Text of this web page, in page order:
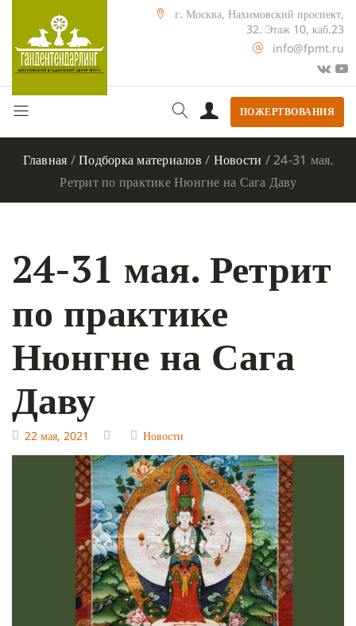
г. Москва, Нахимовский проспект,
32. Этаж 10, каб.23
info@fpmt.ru
ПОЖЕРТВОВАНИЯ
Главная /Подборка материалов / Новости /24-31 мая.
Ретрит по практике Нюнгне на Сага Даву
24-31 мая. Ретрит
по практике
Нюнгне на Сага
Даву
22 мая, 2021 Новости